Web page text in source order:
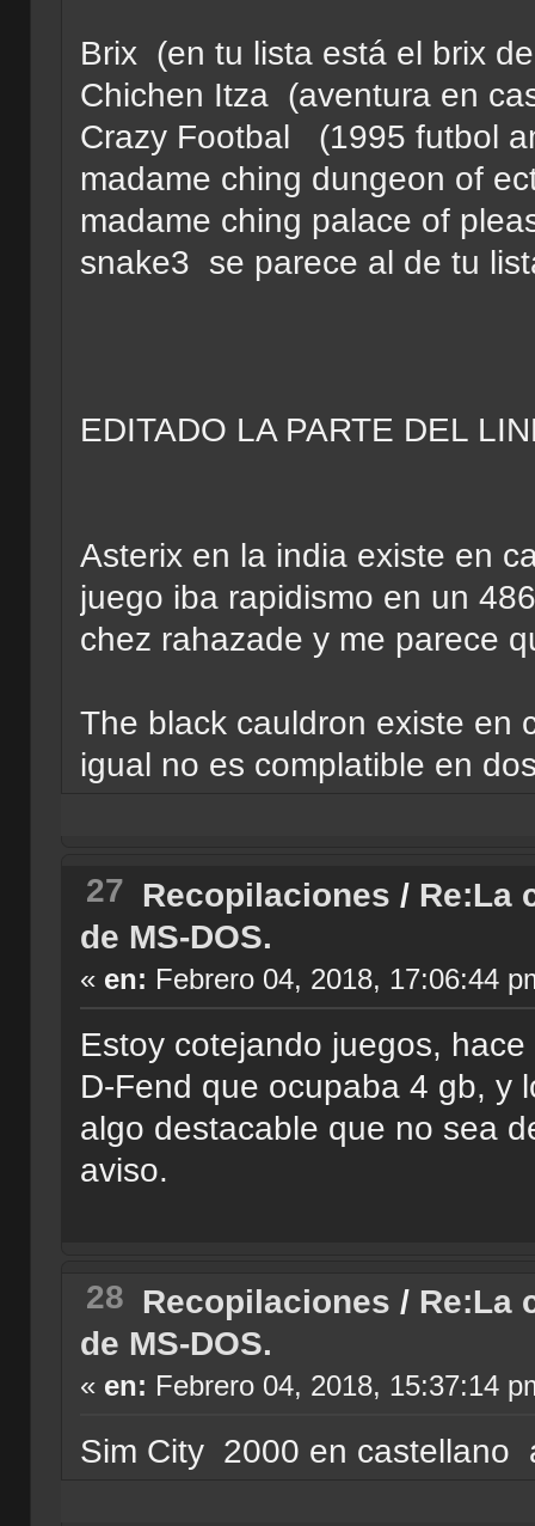
Brix (en tu lista está el brix
Chichen Itza (aventura en
Crazy Footbal (1995 futbol
madame ching dungeon of
madame ching palace of
snake3 se parece al de tu
EDITADO LA PARTE DEL
Asterix en la india existe en
juego iba rapidismo en un
chez rahazade y me parece
The black cauldron existe en
igual no es complatible en
27 Recopilaciones / Re:La
de MS-DOS.
« en: Febrero 04, 2018, 17:06:44
Estoy cotejando juegos,
D-Fend que ocupaba 4 gb, y
algo destacable que no sea
aviso.
28 Recopilaciones / Re:La
de MS-DOS.
« en: Febrero 04, 2018, 15:37:14
Sim City 2000 en castellano